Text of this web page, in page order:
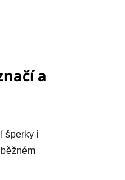
a
šperky i